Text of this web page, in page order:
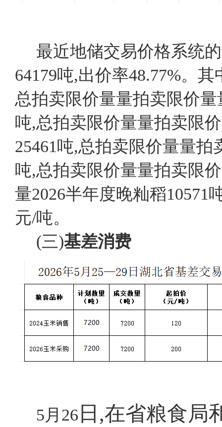
最近地储交易价格系统
64179吨,出价率48.77%。
总拍卖限价量量拍卖限价量
吨,总拍卖限价量量拍卖限
25461吨,总拍卖限价量量拍
吨,总拍卖限价量量拍卖限
量2026半年度晚籼稻10571
元/吨。
(三)基差消费
5月26 日 ,在省粮食局